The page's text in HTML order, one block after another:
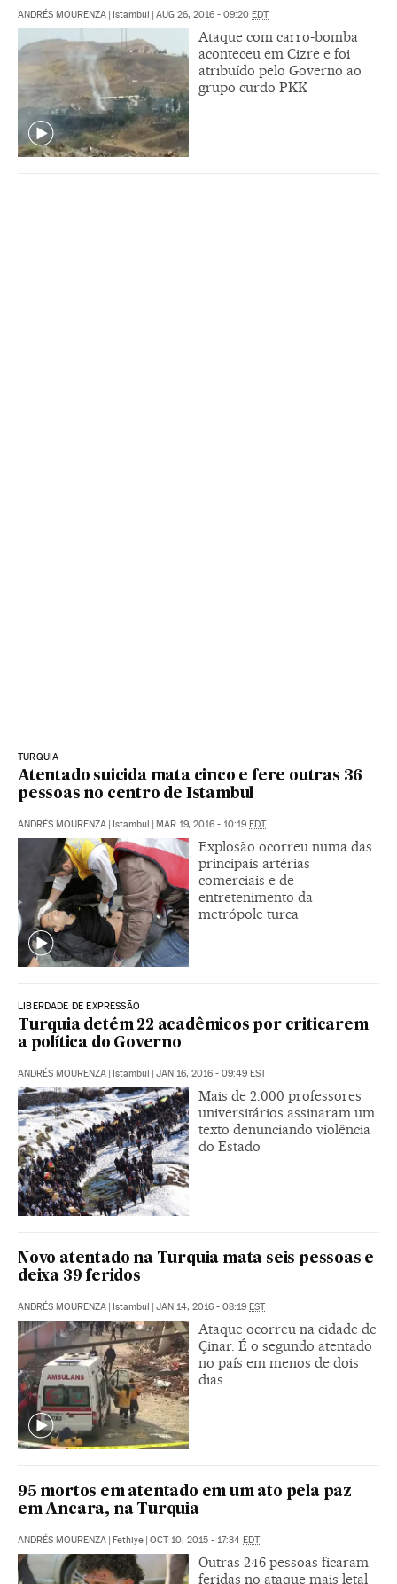
ANDRÉS MOURENZA Istambul AUG 26, 2016 - 09:20 EDT
Ataque com carro-bomba
aconteceu em Cizre e foi
atribuído pelo Governo ao
grupo curdo PKK
TURQUIA
Atentado suicida mata cinco e fere outras 36
pessoas no centro de Istambul
ANDRÉS MOURENZA Istambul MAR 19, 2016 - 10:19 EDT
Explosão ocorreu numa das
principais artérias
comerciais e de
entretenimento da
metrópole turca
LIBERDADE DE EXPRESSÃO
Turquia detém 22 acadêmicos por criticarem
a política do Governo
ANDRÉS MOURENZA Istambul JAN 16, 2016 - 09:49 EST
Mais de 2.000 professores
universitários assinaram um
texto denunciando violência
do Estado
Novo atentado na Turquia mata seis pessoas e
deixa 39 feridos
ANDRÉS MOURENZA | Istambul | JAN 14, 2016 - 08:19 EST
Ataque ocorreu na cidade de
Çinar. É o segundo atentado
no país em menos de dois
dias
95 mortos em atentado em um ato pela paz
em Ancara, na Turquia
ANDRÉS MOURENZA | Fethiye | OCT 10, 2015 - 17:34 EDT
Outras 246 pessoas ficaram
feridas no ataque mais letal